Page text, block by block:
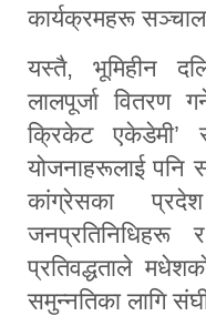
कार्यक्रमहरू
यस्तै, भूमिहीन
लालपूर्जा वितरण
क्रिकेट एकेडेमी’
योजनाहरूलाई पनि
कांग्रेसका
जनप्रतिनिधिहरू
प्रतिवद्धताले
समुन्नतिका लागि